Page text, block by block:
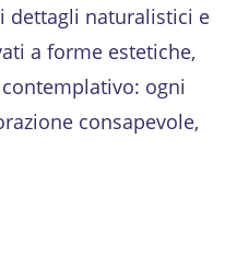
dettagli naturalistici e
a forme estetiche,
ogni
consapevole,